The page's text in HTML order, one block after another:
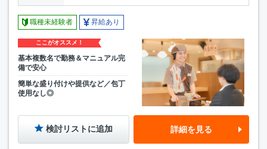
職種未経験者 昇給あり
ここがオススメ！
基本複数名で勤務＆マニュアル完
備で安心
簡単な盛り付けや提供など／包丁
使用なし◎
検討リストに追加 詳細を見る